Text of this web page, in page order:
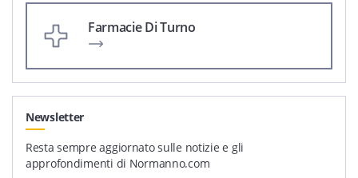
Farmacie Di Turno
Newsletter
Resta sempre aggiornato sulle notizie e gli
approfondimenti di Normanno.com